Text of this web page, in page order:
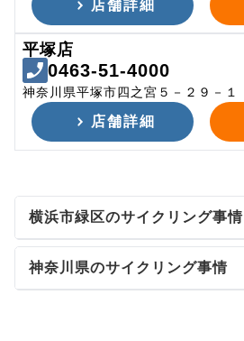
店舗詳細
平塚店
0463-51-4000
神奈川県平塚市四之宮５－２９－１
店舗詳細
横浜市緑区のサイクリング事情
神奈川県のサイクリング事情